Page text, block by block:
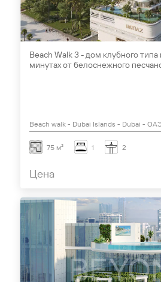
Beach Walk 3 - дом клубного типа
минутах от белоснежного
Beach walk - Dubai Islands - Dubai -
75 м² 1 2
Цена